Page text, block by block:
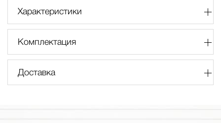
Характеристики
Комплектация
Доставка